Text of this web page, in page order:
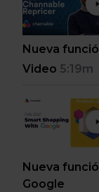
Nueva
Video 5:19m
Nueva
Google